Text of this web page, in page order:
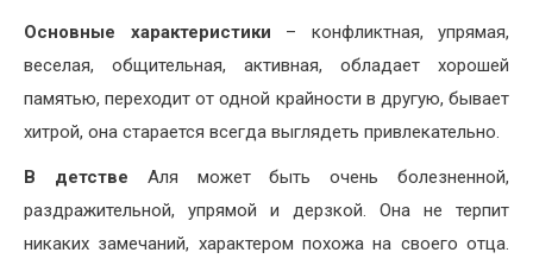
Основные характеристики – конфликтная, упрямая,
веселая, общительная, активная, обладает хорошей
памятью, переходит от одной крайности в другую, бывает
хитрой, она старается всегда выглядеть привлекательно.
В детстве Аля может быть очень болезненной,
раздражительной, упрямой и дерзкой. Она не терпит
никаких замечаний, характером похожа на своего отца.